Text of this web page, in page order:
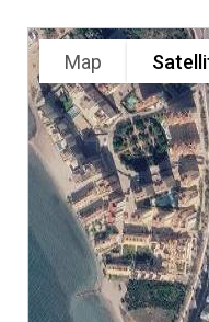
Map